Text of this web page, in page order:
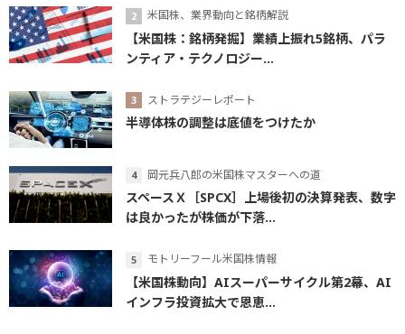
米国株、業界動向と銘柄解説
【米国株：銘柄発掘】業績上振れ5銘柄、パラ
ンティア・テクノロジー...
ストラテジーレポート
半導体株の調整は底値をつけたか
岡元兵八郎の米国株マスターへの道
スペースＸ［SPCX］上場後初の決算発表、数字
は良かったが株価が下落...
モトリーフール米国株情報
【米国株動向】AIスーパーサイクル第2幕、AI
インフラ投資拡大で恩恵...